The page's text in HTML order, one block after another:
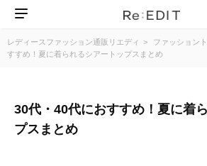
レディースファッション通販リエディ ファッション
すすめ！夏に着られるシアートップスまとめ
30代・40代におすすめ！夏に着
プスまとめ